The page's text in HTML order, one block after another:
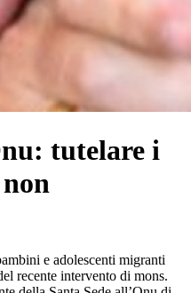
tutelare i
e adolescenti migranti
recente intervento di mons.